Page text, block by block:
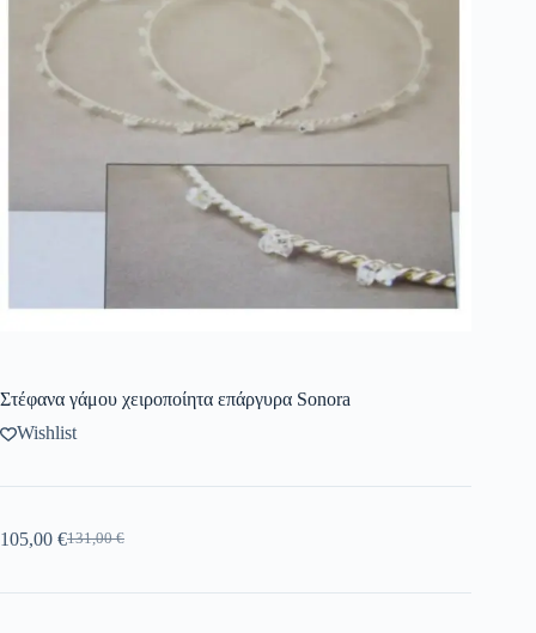
Στέφανα γάμου χειροποίητα επάργυρα Sonora
Wishlist
131,00€
105,00 €